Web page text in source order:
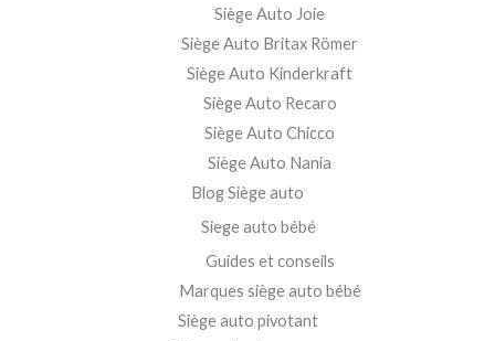
Siège Auto Joie
Siège Auto Britax Römer
Siège Auto Kinderkraft
Siège Auto Recaro
Siège Auto Chicco
Siège Auto Nania
Blog Siège auto
Siege auto bébé
Guides et conseils
Marques siège auto bébé
Siège auto pivotant